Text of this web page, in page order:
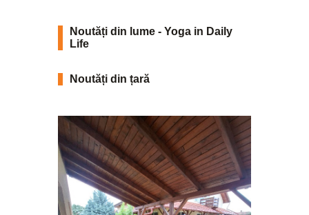
Noutăți din lume - Yoga in Daily
Life
Noutăți din țară